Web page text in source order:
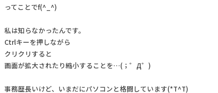
ってことでf(^_^)
私は知らなかったんです。
Ctrlキーを押しながら
クリクリすると
画面が拡大されたり縮小することを…(；゜Д゜)
事務歴長いけど、いまだにパソコンと格闘しています(*T^T)